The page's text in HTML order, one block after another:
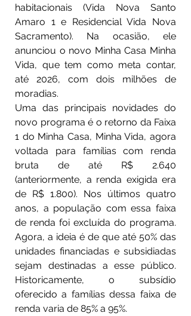
habitacionais (Vida Nova Santo
Amaro 1 e Residencial Vida Nova
Sacramento). Na ocasião, ele
anunciou o novo Minha Casa Minha
Vida, que tem como meta contar,
até 2026, com dois milhões de
moradias.
Uma das principais novidades do
novo programa é o retorno da Faixa
1 do Minha Casa, Minha Vida, agora
voltada para famílias com renda
bruta de até R$ 2.640
(anteriormente, a renda exigida era
de R$ 1.800). Nos últimos quatro
anos, a população com essa faixa
de renda foi excluída do programa.
Agora, a ideia é de que até 50% das
unidades financiadas e subsidiadas
sejam destinadas a esse público.
Historicamente, o subsídio
oferecido a famílias dessa faixa de
renda varia de 85% a 95%.